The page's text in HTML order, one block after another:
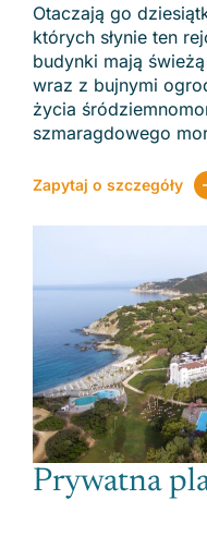
Otaczają go
których słynie ten
budynki mają
wraz z bujnymi
życia
szmaragdowego
Zapytaj o szczegóły
Prywatna